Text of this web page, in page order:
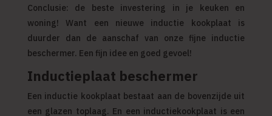
Conclusie: de beste investering in je keuken en
woning! Want een nieuwe inductie kookplaat is
duurder dan de aanschaf van onze fijne inductie
beschermer. Een fijn idee en goed gevoel!
Inductieplaat beschermer
Een inductie kookplaat bestaat aan de bovenzijde uit
een glazen toplaag. En een inductiekookplaat is een